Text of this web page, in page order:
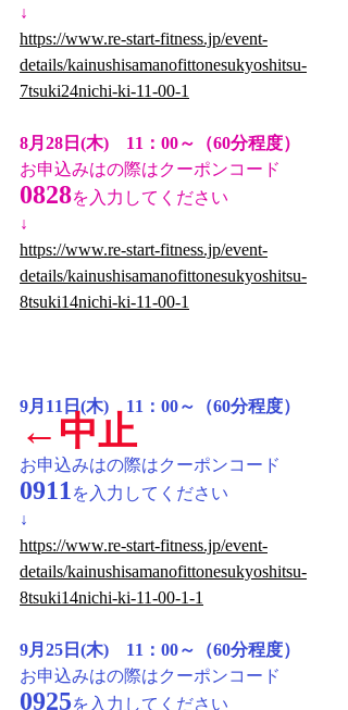
↓
https://www.re-start-fitness.jp/event-
details/kainushisamanofittonesukyoshitsu-
7tsuki24nichi-ki-11-00-1
8月28日(木)　11：00～（60分程度）
お申込みはの際はクーポンコード
0828を入力してください
↓
https://www.re-start-fitness.jp/event-
details/kainushisamanofittonesukyoshitsu-
8tsuki14nichi-ki-11-00-1
9月11日(木)　11：00～（60分程度）
←中止
お申込みはの際はクーポンコード
0911を入力してください
↓
https://www.re-start-fitness.jp/event-
details/kainushisamanofittonesukyoshitsu-
8tsuki14nichi-ki-11-00-1-1
9月25日(木)　11：00～（60分程度）
お申込みはの際はクーポンコード
0925を入力してください